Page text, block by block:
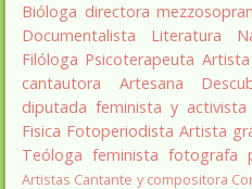
Bióloga directora
Documentalista
Literatura
Filóloga Psicoterapeuta
cantautora
Artesana
diputada feminista y
Fisica Fotoperiodista Artista
Teóloga feminista fotografa
Artistas Cantante y compositora